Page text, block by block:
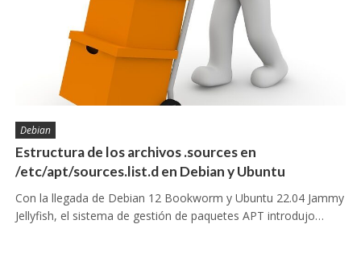
Debian
Estructura de los archivos .sources en
/etc/apt/sources.list.d en Debian y Ubuntu
Con la llegada de Debian 12 Bookworm y Ubuntu 22.04 Jammy
Jellyfish, el sistema de gestión de paquetes APT introdujo…